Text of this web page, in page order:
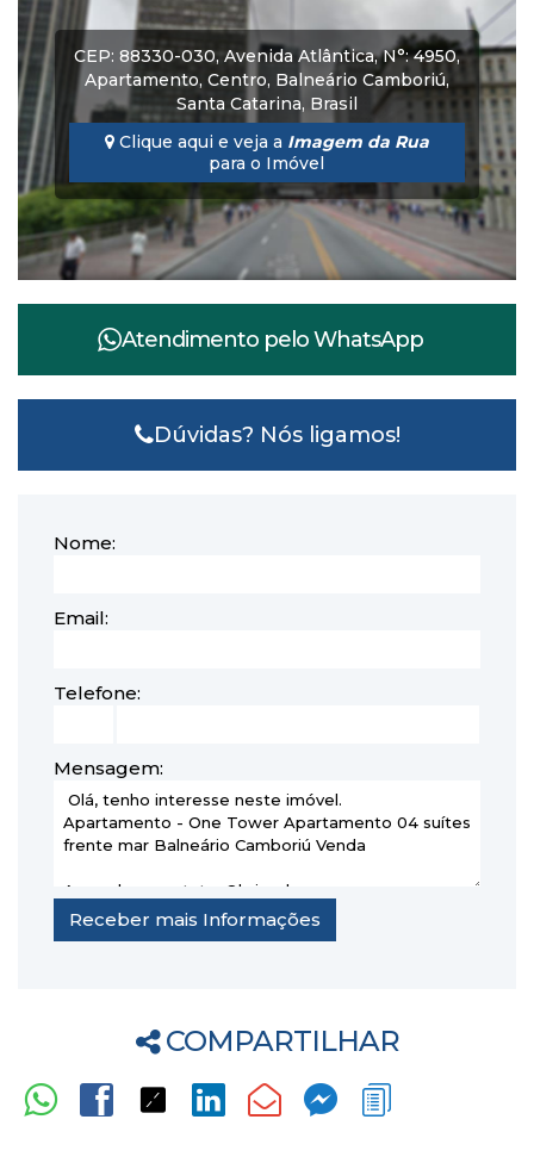
CEP: 88330-030, Avenida Atlântica,N°:4950,
Apartamento, Centro, Balneário Camboriú,
Santa Catarina, Brasil
Clique aqui e veja a Imagem da Rua
para o Imóvel
Atendimento peloWhatsApp
Dúvidas? Nós ligamos!
Nome:
Email:
Telefone:
Mensagem:
COMPARTILHAR